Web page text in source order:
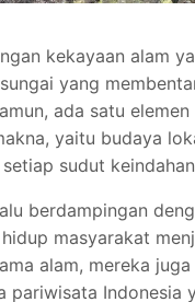
kekayaan alam
yang
ada satu
yaitu budaya
sudut
berdampingan
masyarakat
alam, mereka
pariwisata Indonesia